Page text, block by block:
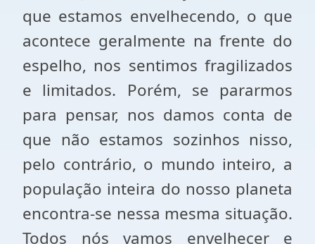
que estamos envelhecendo, o que
acontece geralmente na frente do
espelho, nos sentimos fragilizados
e limitados. Porém, se pararmos
para pensar, nos damos conta de
que não estamos sozinhos nisso,
pelo contrário, o mundo inteiro, a
população inteira do nosso planeta
encontra-se nessa mesma situação.
Todos nós vamos envelhecer e